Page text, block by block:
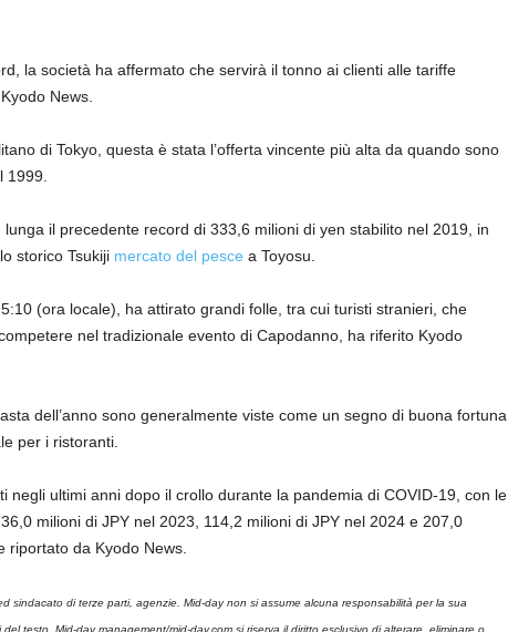
la società ha affermato che servirà il tonno ai clienti alle tariffe
News.
di Tokyo, questa è stata l’offerta vincente più alta da quando sono
1999.
il precedente record di 333,6 milioni di yen stabilito nel 2019, in
storico Tsukiji mercato del pesce a Toyosu.
(ora locale), ha attirato grandi folle, tra cui turisti stranieri, che
nel tradizionale evento di Capodanno, ha riferito Kyodo
dell’anno sono generalmente viste come un segno di buona fortuna
per i ristoranti.
negli ultimi anni dopo il crollo durante la pandemia di COVID-19, con le
milioni di JPY nel 2023, 114,2 milioni di JPY nel 2024 e 207,0
riportato da Kyodo News.
sindacato di terze parti, agenzie. Mid-day non si assume alcuna responsabilità per la sua
testo. Mid-day management/mid-day.com si riserva il diritto esclusivo di alterare, eliminare o